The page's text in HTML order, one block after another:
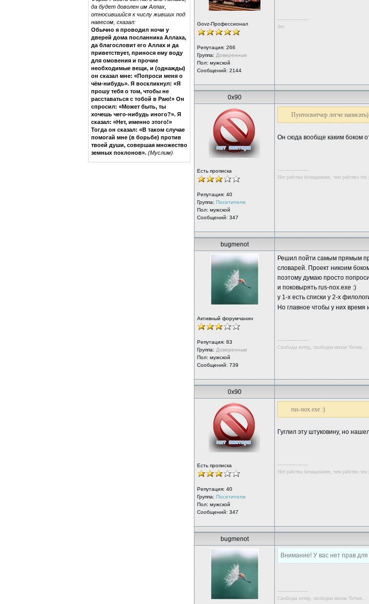
да будет доволен им Аллах,
относившийся к числу живших под
навесом, сказал:
Обычно я проводил ночи у
дверей дома посланника Аллаха,
да благословит его Аллах и да
приветствует, принося ему воду
для омовения и прочие
необходимые вещи, и (однажды)
он сказал мне: «Попроси меня о
чём-нибудь». Я воскликнул: «Я
прошу тебя о том, чтобы не
расставаться с тобой в Раю!» Он
спросил: «Может быть, ты
хочешь чего-нибудь иного?». Я
сказал: «Нет, именно этого!»
Тогда он сказал: «В таком случае
помогай мне (в борьбе) против
твоей души, совершая множество
земных поклонов». (Муслим)
Govz-Профессионал
Репутация: 266
Группа: Доверенные
Пол: мужской
Сообщений: 2144
--------------------
dev
0x90
Есть прописка
Репутация: 40
Группа: Посетители
Пол: мужской
Сообщений: 347
Пунтосвитчер легче
Он сюда вообще каким боком
--------------------
Нет рабства безнадежнее, чем рабство
bugmenot
Активный форумчанин
Репутация: 83
Группа: Доверенные
Пол: мужской
Сообщений: 739
Решил пойти самым прямым
словарей. Проект никоим
поэтому думаю просто
и поковырять rus-nox.exe :)
у 1-х есть списки у 2-х
Но главное чтобы у них время
--------------------
Свободы ветер, свободна милая Чечня...
0x90
Есть прописка
Репутация: 40
Группа: Посетители
Пол: мужской
Сообщений: 347
rus-nox.exe :)
Гуглил эту штуковину, но
--------------------
Нет рабства безнадежнее, чем рабство
bugmenot
Внимание! У вас нет прав
--------------------
Свободы ветер, свободна милая Чечня...